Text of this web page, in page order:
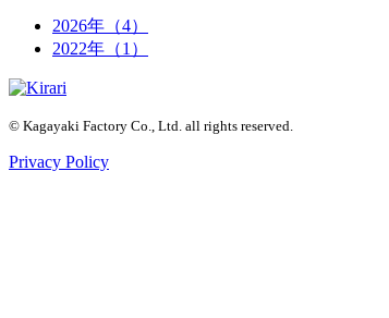
2026年（4）
2022年（1）
© Kagayaki Factory Co., Ltd. all rights reserved.
Privacy Policy